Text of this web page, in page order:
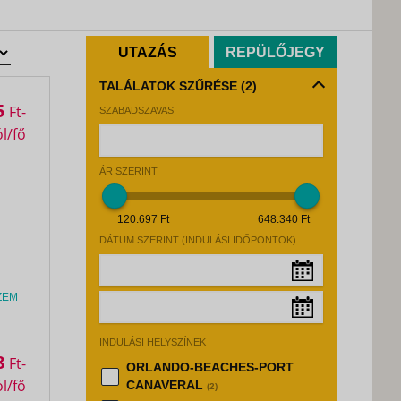
UTAZÁS REPÜLŐJEGY
TALÁLATOK SZŰRÉSE (2)
SZABADSZAVAS
ÁR SZERINT
120.697 Ft 648.340 Ft
DÁTUM SZERINT (INDULÁSI IDŐPONTOK)
Hé
Ke Sz Cs
28 29 30
Hé
Ke Sz Cs
INDULÁSI HELYSZÍNEK
ORLANDO-BEACHES-PORT
CANAVERAL (2)
Ft
Ft